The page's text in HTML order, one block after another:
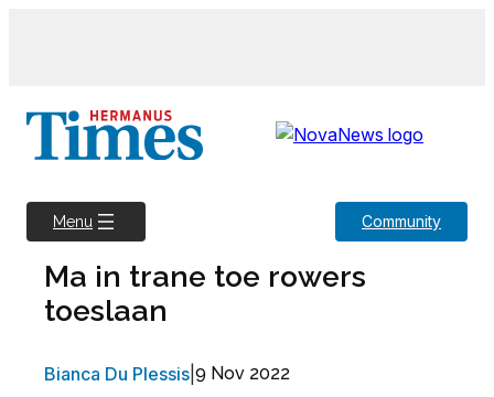
Menu Community
Ma in trane toe rowers
toeslaan
Bianca Du Plessis 9 Nov 2022